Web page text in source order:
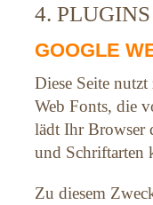
4.
GOOGLE
Diese Seite
Web Fonts, die
lädt Ihr Browser
und Schriftarten
Zu diesem